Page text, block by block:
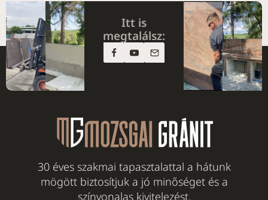
Itt is
megtalálsz:
30 éves szakmai tapasztalattal a hátunk
mögött biztosítjuk a jó minőséget és a
színvonalas kivitelezést.